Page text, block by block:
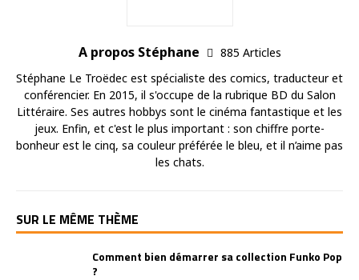
A propos Stéphane
885 Articles
Stéphane Le Troëdec est spécialiste des comics, traducteur et
conférencier. En 2015, il s'occupe de la rubrique BD du Salon
Littéraire. Ses autres hobbys sont le cinéma fantastique et les
jeux. Enfin, et c'est le plus important : son chiffre porte-
bonheur est le cinq, sa couleur préférée le bleu, et il n’aime pas
les chats.
SUR LE MÊME THÈME
Comment bien démarrer sa collection Funko Pop
?